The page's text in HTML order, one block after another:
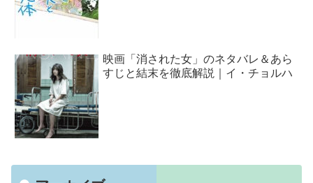
映画「消された女」のネタバレ＆あら
すじと結末を徹底解説｜イ・チョルハ